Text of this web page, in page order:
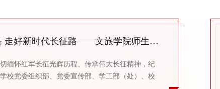
赓续红色血脉 筑牢信仰之基 走好新时代长征路——文旅学院师生党员代表赴郧西参与主题党日实践活动
缅怀红军长征光辉历程、传承伟大长征精神，纪
校党委组织部、党委宣传部、学工部（处）、校